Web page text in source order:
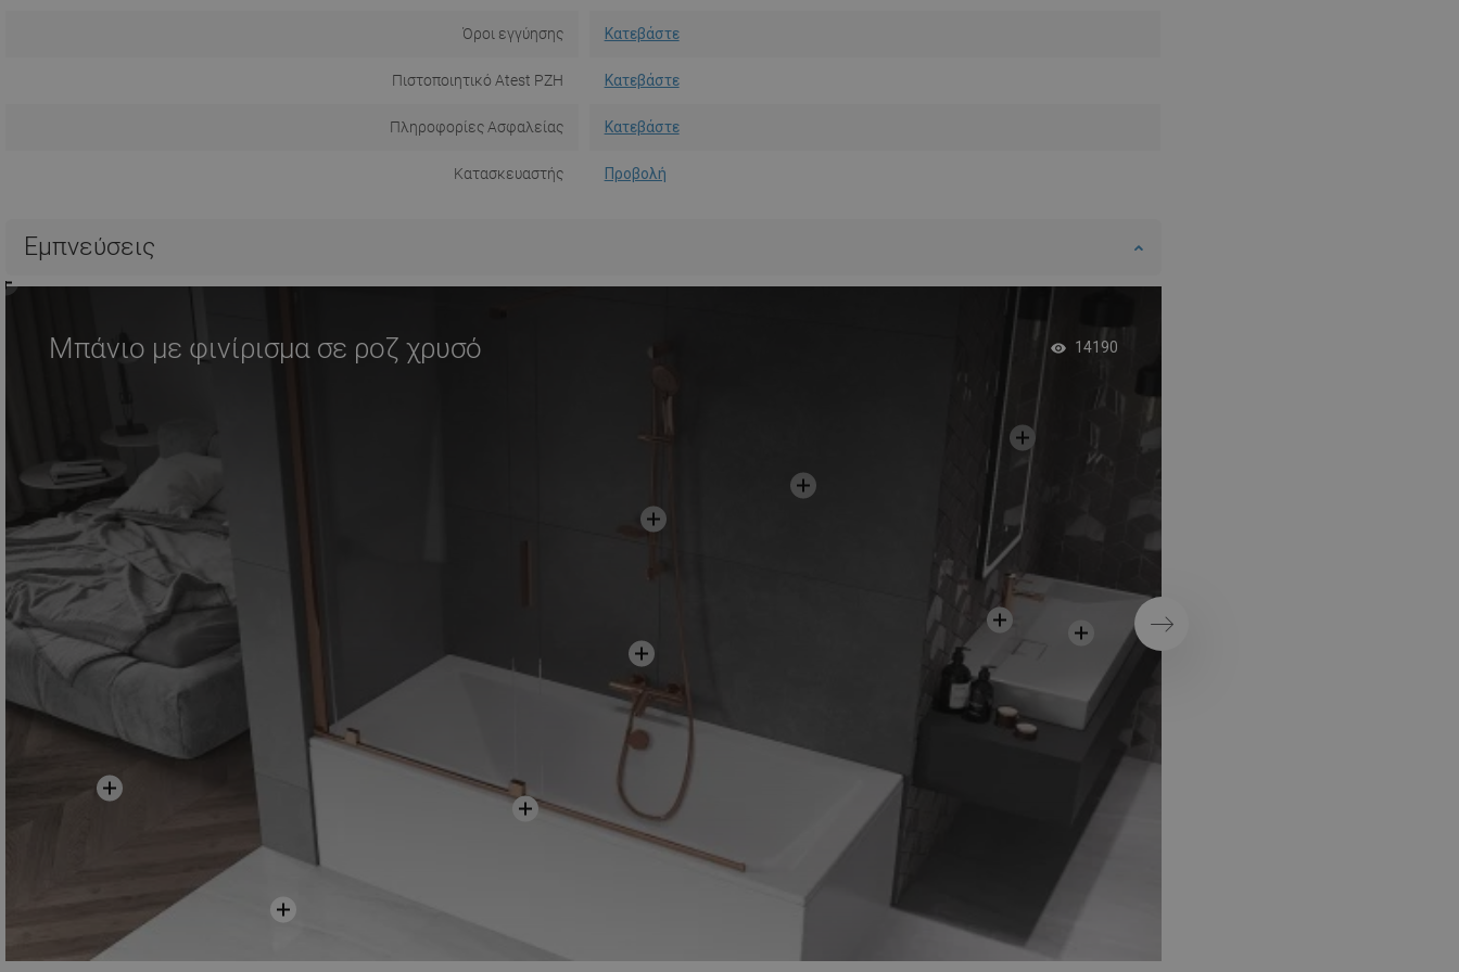
Όροι εγγύησης Κατεβάστε
Πιστοποιητικό Atest PZH Κατεβάστε
Πληροφορίες Ασφαλείας Κατεβάστε
Κατασκευαστής Προβολή
Εμπνεύσεις
Μπάνιο με φινίρισμα σε ροζ χρυσό 14190
Επόμενο